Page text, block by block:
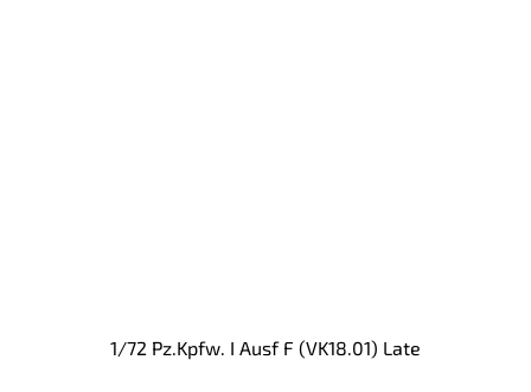
1/72 Pz.Kpfw. I Ausf F (VK18.01) Late